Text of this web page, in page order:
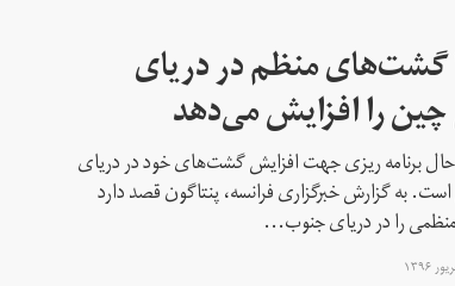
گشت‌های منظم در دریای
را افزایش می‌دهد
حال برنامه ریزی جهت افزایش گشت‌های خود در دریای
به گزارش خبرگزاری فرانسه، پنتاگون قصد دارد
را در دریای جنوب...